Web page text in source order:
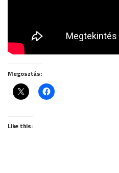
Megosztás:
Like this: